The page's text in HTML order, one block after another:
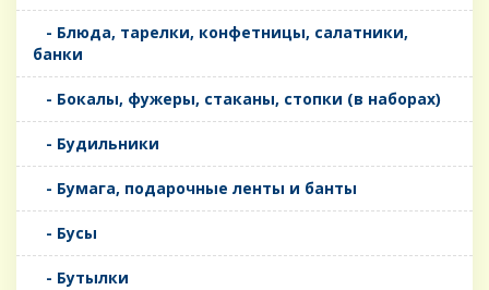
- Блюда, тарелки, конфетницы, салатники,
банки
- Бокалы, фужеры, стаканы, стопки (в наборах)
- Будильники
- Бумага, подарочные ленты и банты
- Бусы
- Бутылки